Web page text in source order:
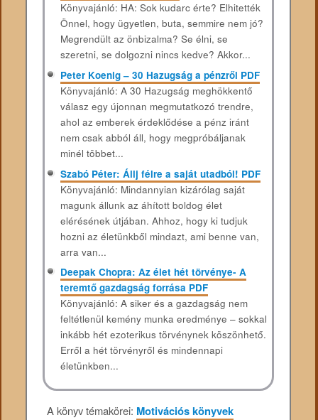
Könyvajánló: HA: Sok kudarc érte? Elhitették
Önnel, hogy ügyetlen, buta, semmire nem jó?
Megrendült az önbizalma? Se élni, se
szeretni, se dolgozni nincs kedve? Akkor...
Peter Koenig – 30 Hazugság a pénzről PDF
Könyvajánló: A 30 Hazugság meghökkentő
válasz egy újonnan megmutatkozó trendre,
ahol az emberek érdeklődése a pénz iránt
nem csak abból áll, hogy megpróbáljanak
minél többet...
Szabó Péter: Állj félre a saját utadból! PDF
Könyvajánló: Mindannyian kizárólag saját
magunk állunk az áhított boldog élet
elérésének útjában. Ahhoz, hogy ki tudjuk
hozni az életünkből mindazt, ami benne van,
arra van...
Deepak Chopra: Az élet hét törvénye- A
teremtő gazdagság forrása PDF
Könyvajánló: A siker és a gazdagság nem
feltétlenül kemény munka eredménye – sokkal
inkább hét ezoterikus törvénynek köszönhető.
Erről a hét törvényről és mindennapi
életünkben...
A könyv témakörei: Motivációs könyvek